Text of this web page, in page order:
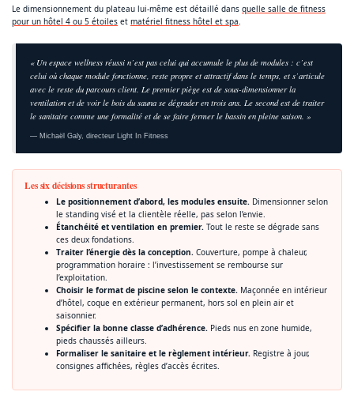
Le dimensionnement du plateau lui-même est détaillé dans quelle salle de fitness
pour un hôtel 4 ou 5 étoiles et matériel fitness hôtel et spa.
« Un espace wellness réussi n’est pas celui qui accumule le plus de modules : c’est
celui où chaque module fonctionne, reste propre et attractif dans le temps, et s’articule
avec le reste du parcours client. Le premier piège est de sous-dimensionner la
ventilation et de voir le bois du sauna se dégrader en trois ans. Le second est de traiter
le sanitaire comme une formalité et de se faire fermer le bassin en pleine saison. »
— Michaël Galy, directeur Light In Fitness
Les six décisions structurantes
Le positionnement d’abord, les modules ensuite. Dimensionner selon
le standing visé et la clientèle réelle, pas selon l’envie.
Étanchéité et ventilation en premier. Tout le reste se dégrade sans
ces deux fondations.
Traiter l’énergie dès la conception. Couverture, pompe à chaleur,
programmation horaire : l’investissement se rembourse sur
l’exploitation.
Choisir le format de piscine selon le contexte. Maçonnée en intérieur
d’hôtel, coque en extérieur permanent, hors sol en plein air et
saisonnier.
Spécifier la bonne classe d’adhérence. Pieds nus en zone humide,
pieds chaussés ailleurs.
Formaliser le sanitaire et le règlement intérieur. Registre à jour,
consignes affichées, règles d’accès écrites.